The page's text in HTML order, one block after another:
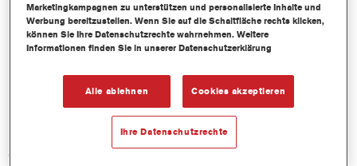
Produktmerkmale
Hervorragende Farbtongenauigkeit.
Einfache Nass-in-Nass-Anwendung.
Kontinuierlich aktualisierte Datenbank mit mehr als 30.000
Uni-, Metallic- und Perleffekt-Farbtonformeln.
0.25LT
Marketingkampagnen zu unterstützen und personalisierte Inhalte und
Werbung bereitzustellen. Wenn Sie auf die Schaltfläche rechts klicken,
können Sie Ihre Datenschutzrechte wahrnehmen. Weitere
Informationen finden Sie in unserer Datenschutzerklärung
Alle ablehnen Cookies akzeptieren
Ihre Datenschutzrechte